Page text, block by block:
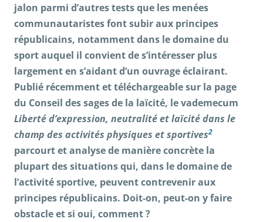
jalon parmi d’autres tests que les menées
communautaristes font subir aux principes
républicains, notamment dans le domaine du
sport auquel il convient de s’intéresser plus
largement en s’aidant d’un ouvrage éclairant.
Publié récemment et téléchargeable sur la page
du Conseil des sages de la laïcité, le vademecum
Liberté d’expression, neutralité et laïcité dans le
champ des activités physiques et sportives2
parcourt et analyse de manière concrète la
plupart des situations qui, dans le domaine de
l’activité sportive, peuvent contrevenir aux
principes républicains. Doit-on, peut-on y faire
obstacle et si oui, comment ?